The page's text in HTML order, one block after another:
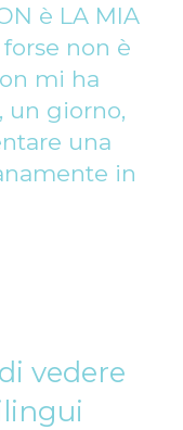
è LA MIA
non è
mi ha
un giorno,
una
in
vedere